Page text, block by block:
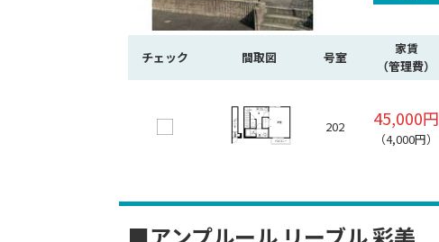
チェック 間取図 号室
家賃
（管理費）
202 45,000円
（4,000円）